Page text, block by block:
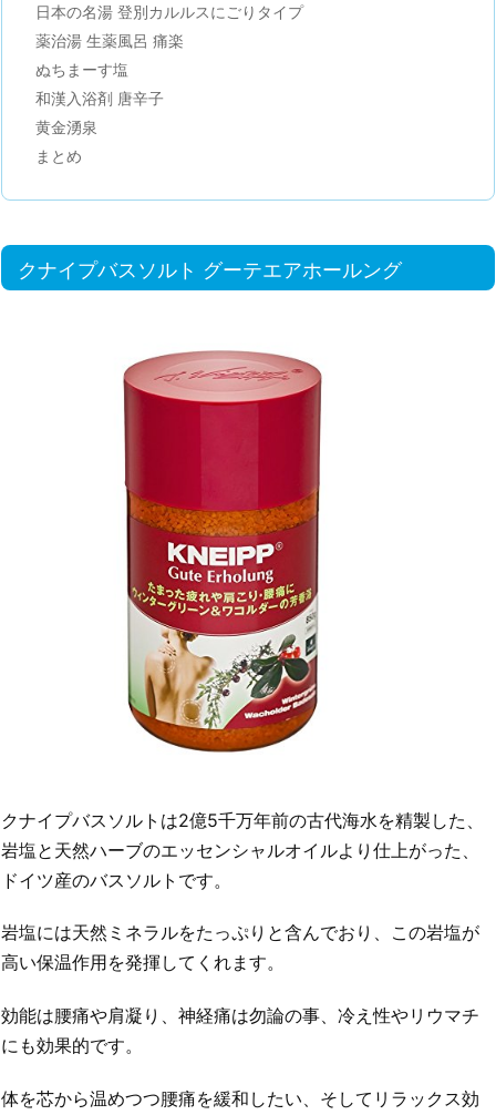
日本の名湯 登別カルルスにごりタイプ
薬治湯 生薬風呂 痛楽
ぬちまーす塩
和漢入浴剤 唐辛子
黄金湧泉
まとめ
クナイプバスソルト グーテエアホールング
クナイプバスソルトは2億5千万年前の古代海水を精製した、
岩塩と天然ハーブのエッセンシャルオイルより仕上がった、
ドイツ産のバスソルトです。
岩塩には天然ミネラルをたっぷりと含んでおり、この岩塩が
高い保温作用を発揮してくれます。
効能は腰痛や肩凝り、神経痛は勿論の事、冷え性やリウマチ
にも効果的です。
体を芯から温めつつ腰痛を緩和したい、そしてリラックス効